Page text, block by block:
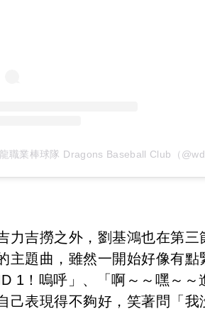
力吉撈之外，劉基鴻也在第
主題曲，雖然一開始好像有
1！嗚呼」、「啊～～嘿～
己表現得不夠好，笑著問「我